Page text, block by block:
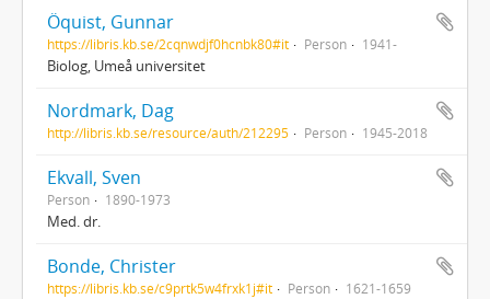
Öquist, Gunnar
https://libris.kb.se/2cqnwdjf0hcnbk80#it Person 1941-
Biolog, Umeå universitet
Nordmark, Dag
http://libris.kb.se/resource/auth/212295 Person 1945-2018
Ekvall, Sven
Person 1890-1973
Med. dr.
Bonde, Christer
https://libris.kb.se/c9prtk5w4frxk1j#it Person 1621-1659